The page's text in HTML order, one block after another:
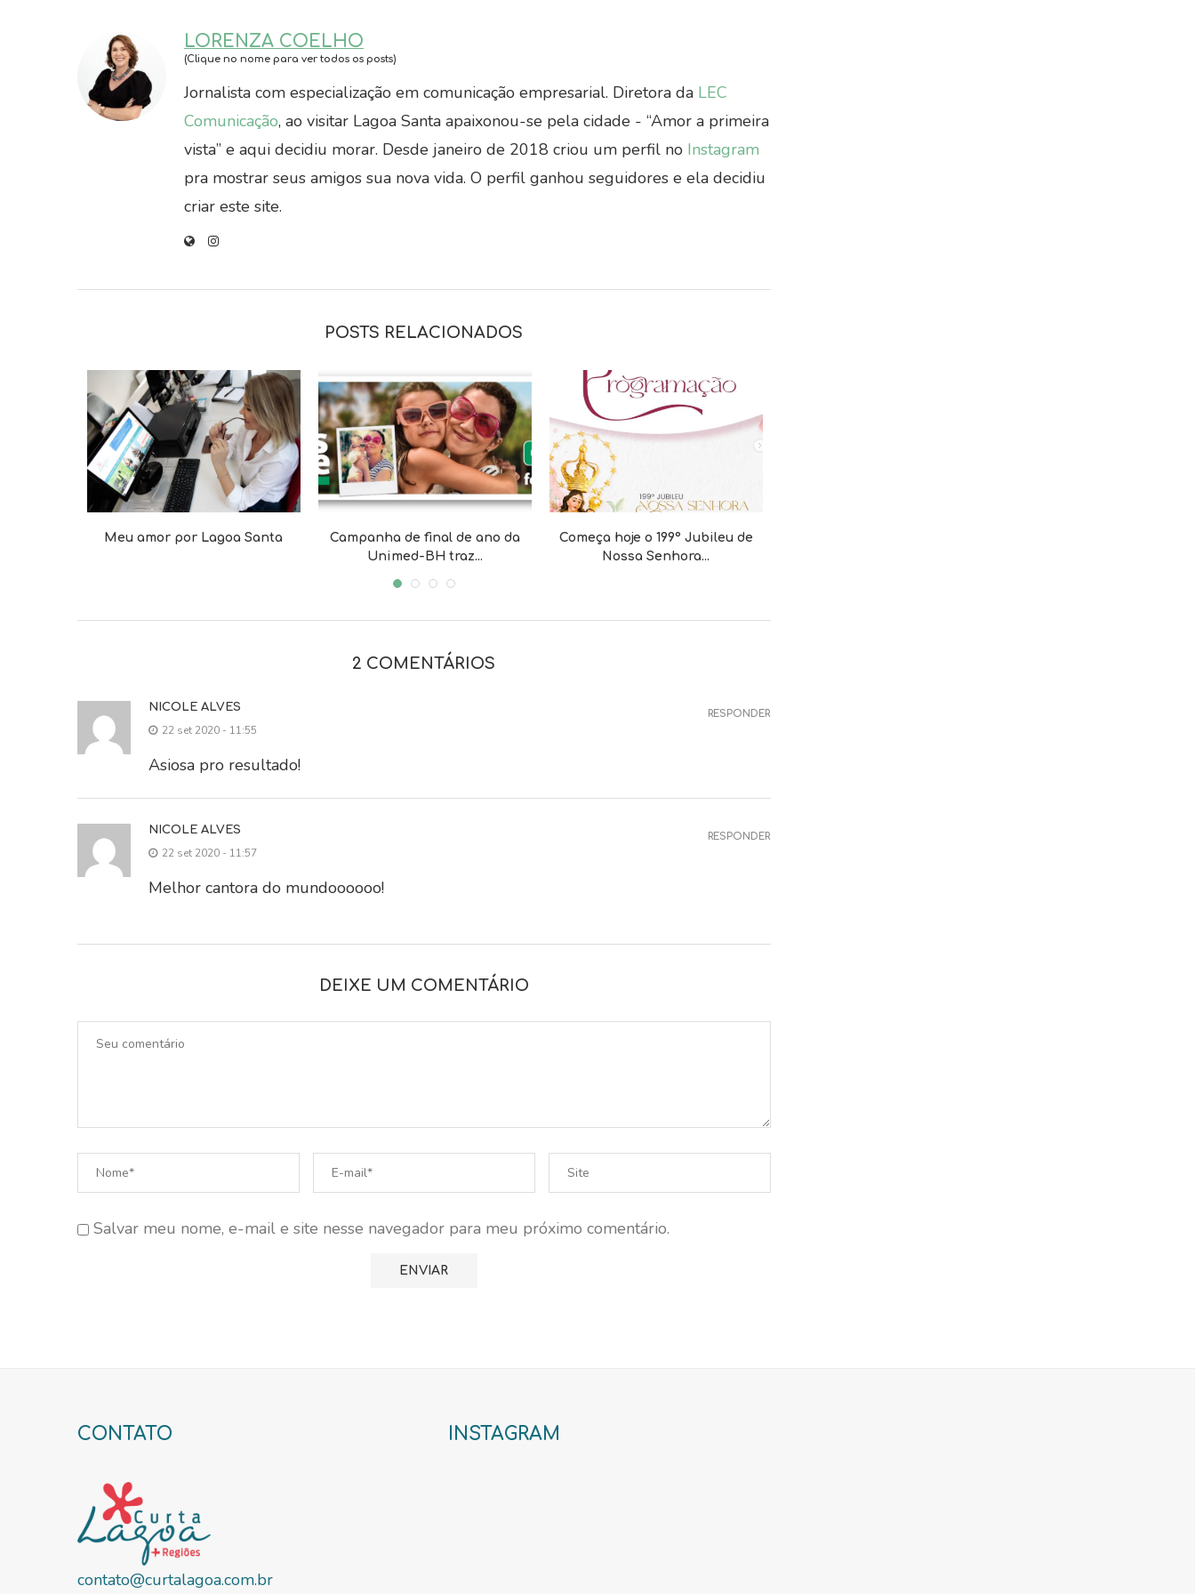
LORENZA COELHO
(Clique no nome para ver todos os posts)
Jornalista com especialização em comunicação empresarial. Diretora da LEC
Comunicação, ao visitar Lagoa Santa apaixonou-se pela cidade - “Amor a primeira
vista” e aqui decidiu morar. Desde janeiro de 2018 criou um perfil no Instagram
pra mostrar seus amigos sua nova vida. O perfil ganhou seguidores e ela decidiu
criar este site.
POSTS RELACIONADOS
Meu amor por Lagoa Santa
Campanha de final de ano da
Unimed-BH traz...
Começa hoje o 199° Jubileu de
Nossa Senhora...
2 COMENTÁRIOS
NICOLE ALVES
22 set 2020 - 11:55
Asiosa pro resultado!
RESPONDER
NICOLE ALVES
22 set 2020 - 11:57
Melhor cantora do mundoooooo!
RESPONDER
DEIXE UM COMENTÁRIO
Salvar meu nome, e-mail e site nesse navegador para meu próximo comentário.
CONTATO
contato@curtalagoa.com.br
INSTAGRAM